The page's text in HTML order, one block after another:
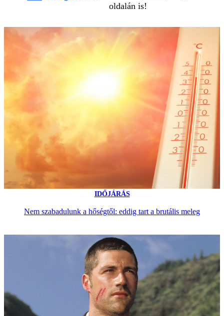
oldalán is!
IDŐJÁRÁS
Nem szabadulunk a hőségtől: eddig tart a brutális meleg